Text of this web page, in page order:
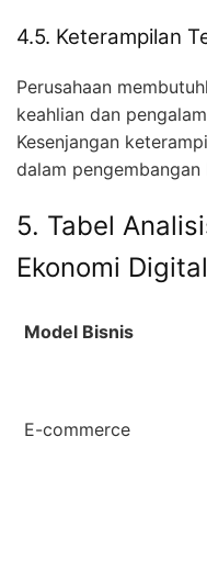
4.5. Keterampilan
Perusahaan
keahlian dan
Kesenjangan
dalam pengembangan
5. Tabel
Ekonomi Digital
Model Bisnis
E-commerce